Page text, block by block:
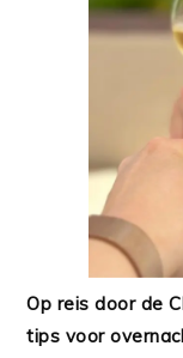
Op reis door de
tips voor